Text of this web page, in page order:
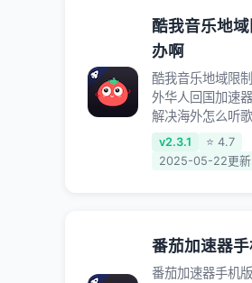
酷我音乐地
办啊
酷我音乐地域限
外华人回国加速
解决海外怎么听
剧?海外怎么玩游
难题,全球回国稳
v2.3.1
⭐ 4.7
2025-05-22更新
番茄加速器
番茄加速器手机